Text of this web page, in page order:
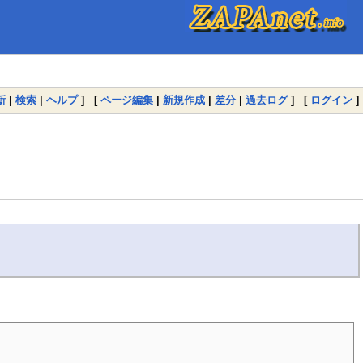
| 検索 | ヘルプ] [ ページ編集 | 新規作成 | 差分 | 過去ログ] [ ログイン ]